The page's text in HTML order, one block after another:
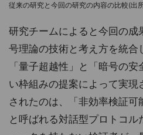
従来の研究と今回の研究の内容の比較(出
研究チームによると今回の成
号理論の技術と考え方を統合
「量子超越性」と「暗号の
い枠組みの提案によって実現
されたのは、「非効率検証
と呼ばれる対話型プロトコ